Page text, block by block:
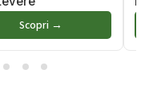
Scopri →